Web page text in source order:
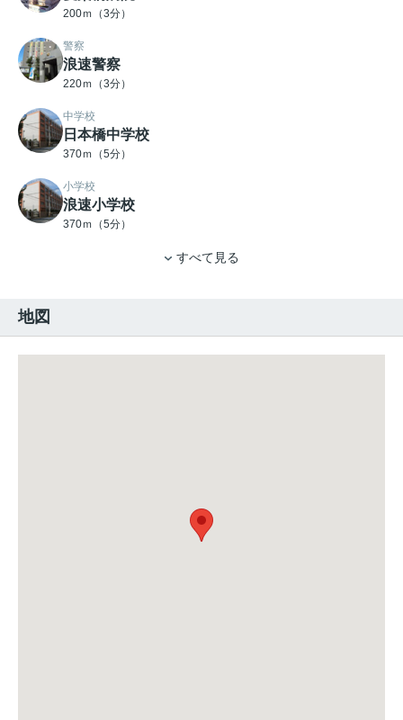
200ｍ（3分）
警察
浪速警察
220ｍ（3分）
中学校
日本橋中学校
370ｍ（5分）
小学校
浪速小学校
370ｍ（5分）
すべて見る
地図